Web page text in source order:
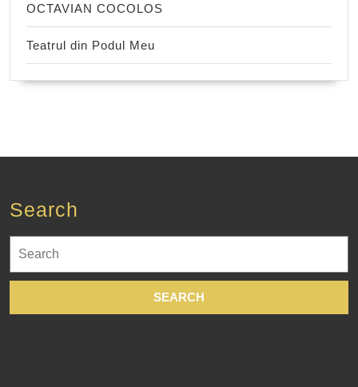
OCTAVIAN COCOLOS
Teatrul din Podul Meu
Search
for: